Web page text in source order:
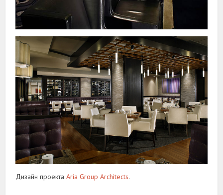
Дизайн проектаAria Group Architects.